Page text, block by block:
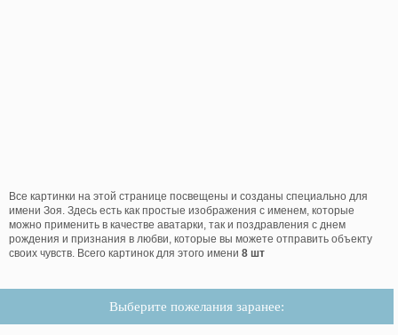
Все картинки на этой странице посвещены и созданы специально для
имени Зоя. Здесь есть как простые изображения с именем, которые
можно применить в качестве аватарки, так и поздравления с днем
рождения и признания в любви, которые вы можете отправить объекту
своих чувств. Всего картинок для этого имени 8 шт
Выберите пожелания заранее: